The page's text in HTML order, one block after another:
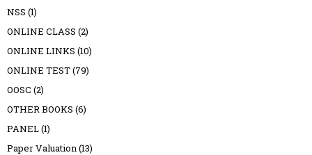
NSS (1)
ONLINE CLASS (2)
ONLINE LINKS (10)
ONLINE TEST(79)
OOSC (2)
OTHER BOOKS (6)
PANEL(1)
Paper Valuation(13)